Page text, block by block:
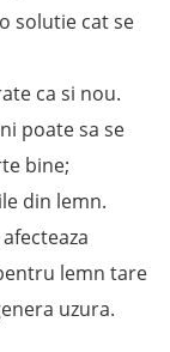
solutie cat se
ca si nou.
poate sa se
bine;
din lemn.
lemn tare
uzura.